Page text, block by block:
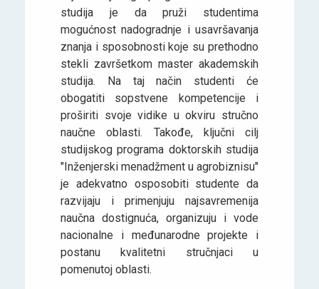
studija je da pruži studentima
mogućnost nadogradnje i usavršavanja
znanja i sposobnosti koje su prethodno
stekli završetkom master akademskih
studija. Na taj način studenti će
obogatiti sopstvene kompetencije i
proširiti svoje vidike u okviru stručno
naučne oblasti. Takođe, ključni cilj
studijskog programa doktorskih studija
"Inženjerski menadžment u agrobiznisu"
je adekvatno osposobiti studente da
razvijaju i primenjuju najsavremenija
naučna dostignuća, organizuju i vode
nacionalne i međunarodne projekte i
postanu kvalitetni stručnjaci u
pomenutoj oblasti.